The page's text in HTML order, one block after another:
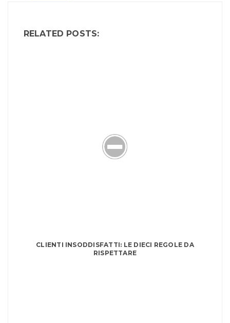
RELATED POSTS:
CLIENTI INSODDISFATTI: LE DIECI REGOLE DA
RISPETTARE